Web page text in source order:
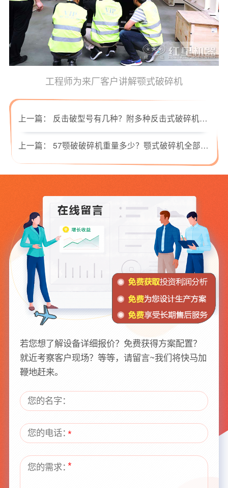
工程师为来厂客户讲解颚式破碎机
上一篇： 反击破型号有几种？附多种反击式破碎机参数型号任您选！
上一篇： 57颚破破碎机重量多少？颚式破碎机全部型号参数都在这儿！
若您想了解设备详细报价？免费获得方案配置？
就近考察客户现场？等等，请留言~我们将快马加
鞭地赶来。